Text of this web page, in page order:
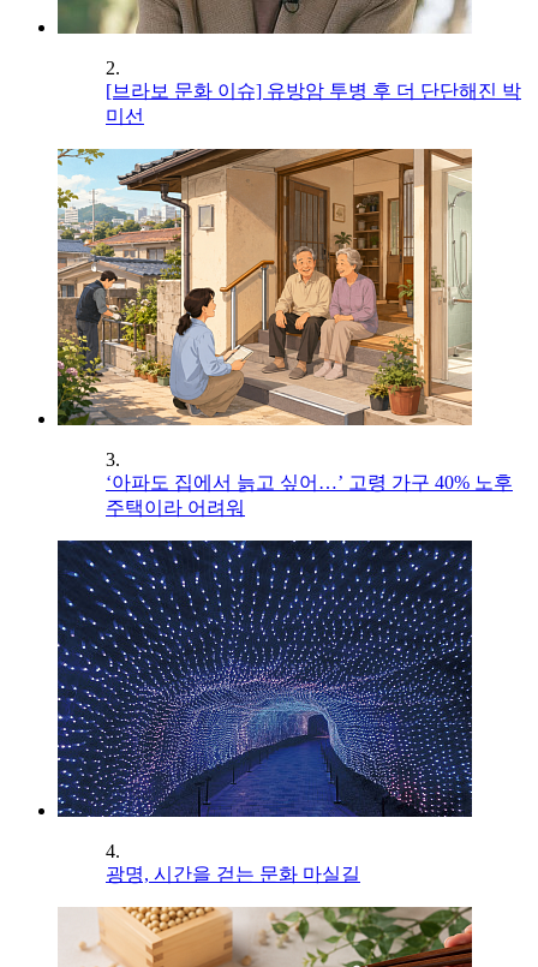
2.
[브라보 문화 이슈] 유방암 투병 후 더 단단해진 박
미선
3.
‘아파도 집에서 늙고 싶어…’ 고령 가구 40% 노후
주택이라 어려워
4.
광명, 시간을 걷는 문화 마실길